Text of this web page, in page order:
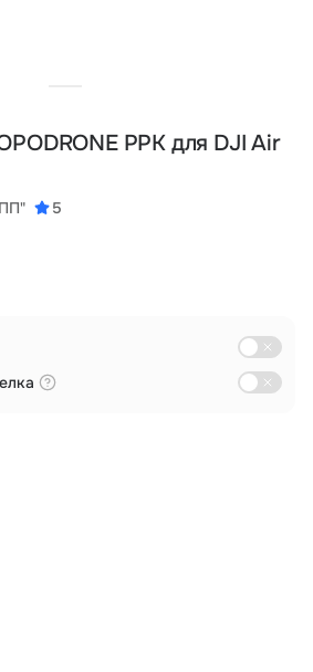
PPK для DJI Air
5